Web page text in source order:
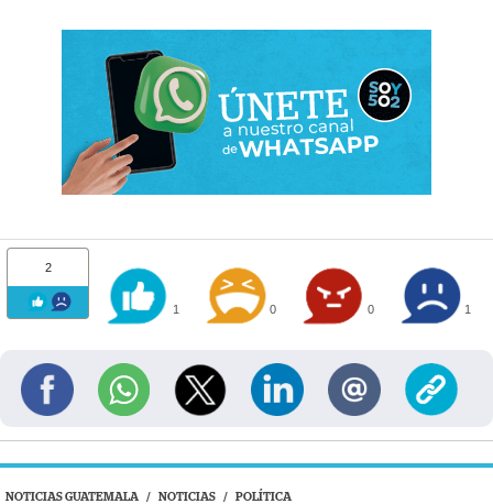
2
1 0 0 1
NOTICIAS GUATEMALA / NOTICIAS / POLÍTICA